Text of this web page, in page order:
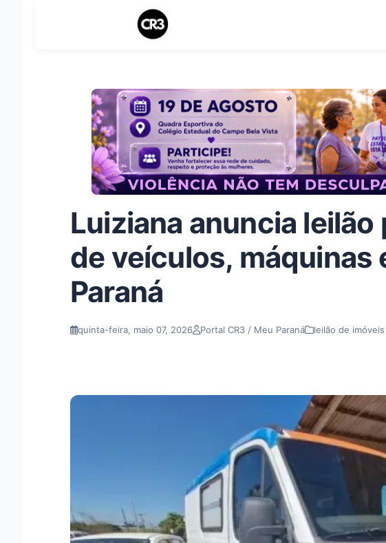
Luiziana anuncia
de veículos, máquinas
Paraná
quinta-feira, maio 07, 2026 Portal CR3 / Meu Paraná leilão de